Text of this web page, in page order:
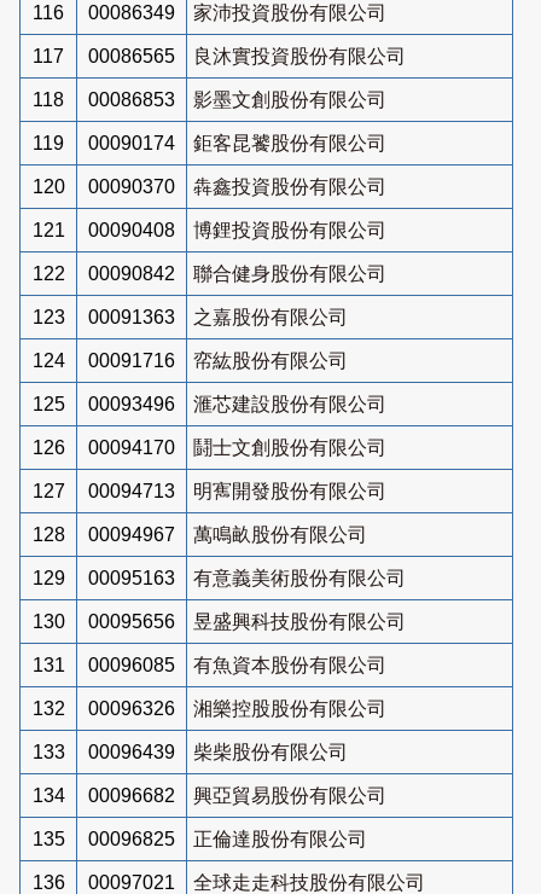
116 00086349 家沛投資股份有限公司
117 00086565 良沐實投資股份有限公司
118 00086853 影墨文創股份有限公司
119 00090174 鉅客昆饕股份有限公司
120 00090370 犇鑫投資股份有限公司
121 00090408 博鋰投資股份有限公司
122 00090842 聯合健身股份有限公司
123 00091363 之嘉股份有限公司
124 00091716 帟紘股份有限公司
125 00093496 滙芯建設股份有限公司
126 00094170 鬪士文創股份有限公司
127 00094713 明寯開發股份有限公司
128 00094967 萬鳴畝股份有限公司
129 00095163 有意義美術股份有限公司
130 00095656 昱盛興科技股份有限公司
131 00096085 有魚資本股份有限公司
132 00096326 湘樂控股股份有限公司
133 00096439 柴柴股份有限公司
134 00096682 興亞貿易股份有限公司
135 00096825 正倫達股份有限公司
136 00097021 全球走走科技股份有限公司